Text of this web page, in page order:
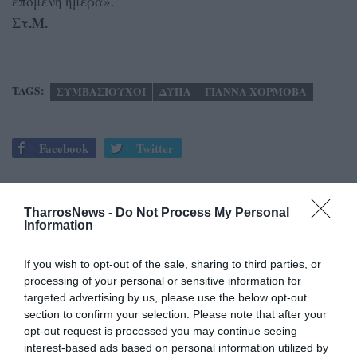
TharrosNews - Do Not Process My Personal
Information
If you wish to opt-out of the sale, sharing to third parties, or
processing of your personal or sensitive information for
targeted advertising by us, please use the below opt-out
section to confirm your selection. Please note that after your
opt-out request is processed you may continue seeing
interest-based ads based on personal information utilized by
Στ.Μ.
TAGS: ΣΥΜΒΑΣΙΟΥΧΟΙ ΔΥΠΑ ΓΙΑΝΝΑ ΧΟΡΜΟΒΑ
Facebook Twitter